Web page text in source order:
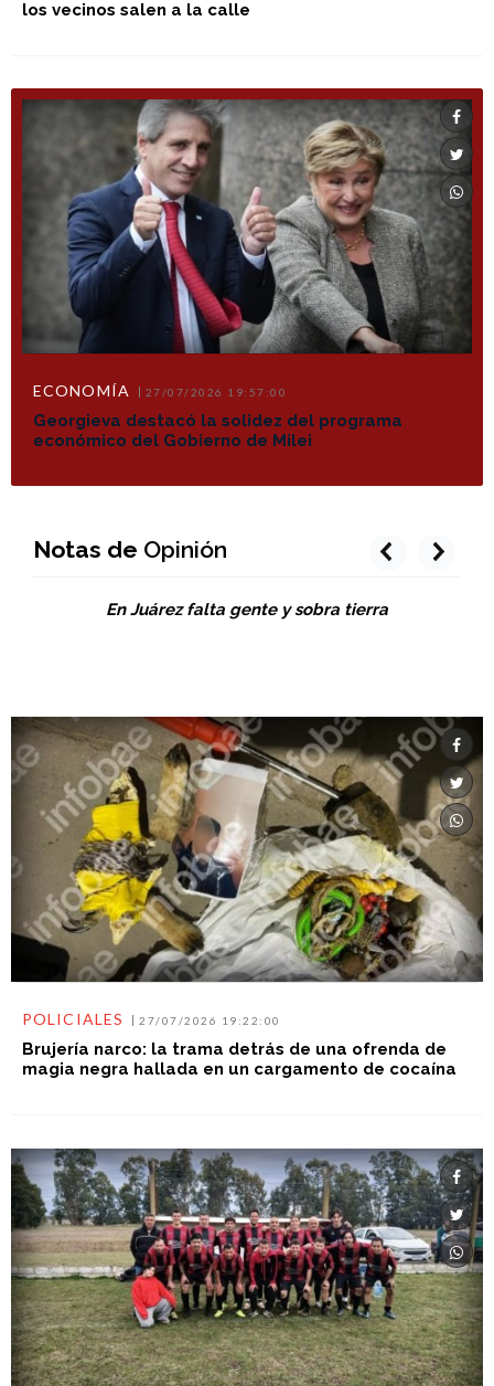
los vecinos salen a la calle
ECONOMÍA 27/07/2026 19:57:00
Georgieva destacó la solidez del programa
económico del Gobierno de Milei
Notas de Opinión
En Juárez falta gente y sobra tierra
prev next
POLICIALES 27/07/2026 19:22:00
Brujería narco: la trama detrás de una ofrenda de
magia negra hallada en un cargamento de cocaína